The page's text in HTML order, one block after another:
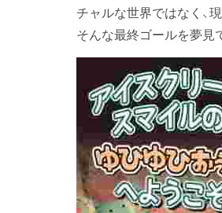
チャルな世界ではなく、
そんな最終ゴールを夢見